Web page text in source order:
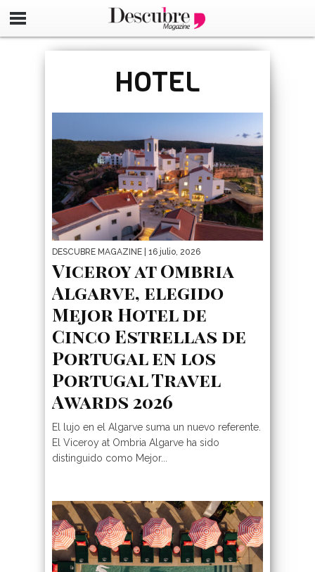
google-site-
HOTEL
DESCUBRE MAGAZINE | 16 julio, 2026
Viceroy at Ombria
Algarve, elegido
Mejor Hotel de
Cinco Estrellas de
Portugal en los
Portugal Travel
Awards 2026
El lujo en el Algarve suma un nuevo referente.
El Viceroy at Ombria Algarve ha sido
distinguido como Mejor...